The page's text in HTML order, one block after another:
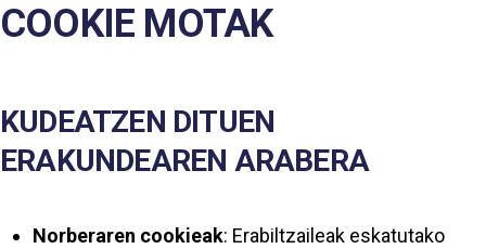
COOKIE MOTAK
KUDEATZEN DITUEN
ERAKUNDEAREN ARABERA
Norberaren cookieak: Erabiltzaileak eskatutako